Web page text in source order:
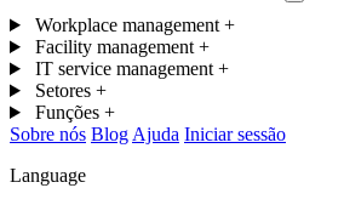
Workplace management +
Facility management +
IT service management +
Setores +
Funções +
Sobre nós Blog Ajuda Iniciar sessão
Language